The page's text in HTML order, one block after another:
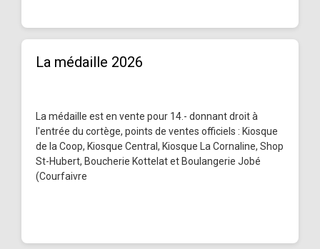
La médaille 2026
La médaille est en vente pour 14.- donnant droit à
l'entrée du cortège, points de ventes officiels : Kiosque
de la Coop, Kiosque Central, Kiosque La Cornaline, Shop
St-Hubert, Boucherie Kottelat et Boulangerie Jobé
(Courfaivre